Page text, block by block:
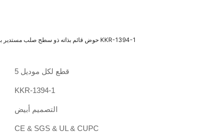
حوض قائم بذاته ذو سطح صلب مستدير بارتفاع 910 مم KKR-1394-1
5 قطع لكل موديل
KKR-1394-1
التصميم أبيض
CE & SGS & UL & CUPC